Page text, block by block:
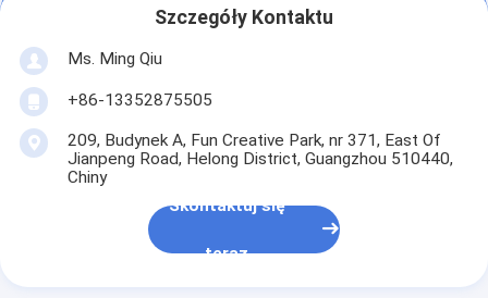
Szczegóły Kontaktu
Ms. Ming Qiu
+86-13352875505
209, Budynek A, Fun Creative Park, nr 371, East Of
Jianpeng Road, Helong District, Guangzhou 510440,
Chiny
Skontaktuj się
teraz